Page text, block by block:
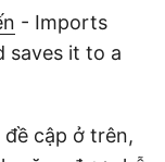
- Imports
saves it to a
cập ở trên,